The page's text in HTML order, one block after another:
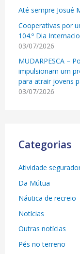
Até sempre Josué
Cooperativas por
104.º Dia
03/07/2026
MUDARPESCA –
impulsionam um
para atrair jovens
03/07/2026
Categorias
Atividade
Da Mútua
Náutica de recreio
Notícias
Outras notícias
Pés no terreno